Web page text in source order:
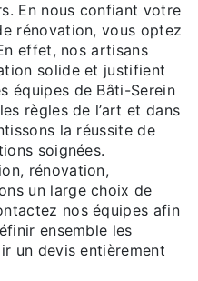
En nous confiant votre
rénovation, vous optez
effet, nos artisans
solide et justifient
équipes de Bâti-Serein
règles de l’art et dans
la réussite de
soignées.
rénovation,
un large choix de
nos équipes afin
ensemble les
un devis entièrement